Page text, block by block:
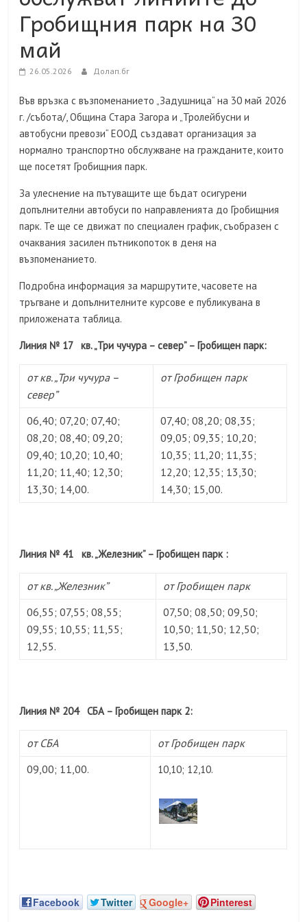
Гробищния парк на 30
май
26.05.2026 Долап.бг
Във връзка с възпоменанието „Задушница“ на 30 май 2026
г. /събота/, Община Стара Загора и „Тролейбусни и
автобусни превози“ ЕООД създават организация за
нормално транспортно обслужване на гражданите, които
ще посетят Гробищния парк.
За улеснение на пътуващите ще бъдат осигурени
допълнителни автобуси по направленията до Гробищния
парк. Те ще се движат по специален график, съобразен с
очаквания засилен пътникопоток в деня на
възпоменанието.
Подробна информация за маршрутите, часовете на
тръгване и допълнителните курсове е публикувана в
приложената таблица.
Линия № 17 кв. „Три чучура – север” – Гробищен парк:
от кв. „Три чучура –
север”
от Гробищен парк
06,40; 07,20; 07,40;
08,20; 08,40; 09,20;
09,40; 10,20; 10,40;
11,20; 11,40; 12,30;
13,30; 14,00.
07,40; 08,20; 08,35;
09,05; 09,35; 10,20;
10,35; 11,20; 11,35;
12,20; 12,35; 13,30;
14,30; 15,00.
Линия № 41 кв. „Железник” – Гробищен парк :
от кв. „Железник”
от Гробищен парк
06,55; 07,55; 08,55;
09,55; 10,55; 11,55;
12,55.
07,50; 08,50; 09,50;
10,50; 11,50; 12,50;
13,50.
Линия № 204 СБА – Гробищен парк 2:
от СБА
от Гробищен парк
09,00; 11,00.
10,10; 12,10.
Facebook Twitter Google+ Pinterest